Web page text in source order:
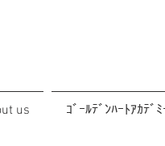
us ｺﾞｰﾙﾃﾞﾝﾊｰﾄｱｶﾃﾞﾐ